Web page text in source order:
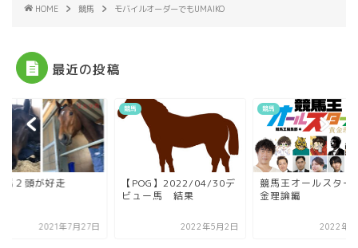
HOME 競馬 モバイルオーダーでもUMAIKO
最近の投稿
馬２頭が好走
2021年7月27日
競馬
【POG】2022/04/30デ
ビュー馬 結果
2022年5月2日
競馬
競馬王オールスター
金理論編
2022年8